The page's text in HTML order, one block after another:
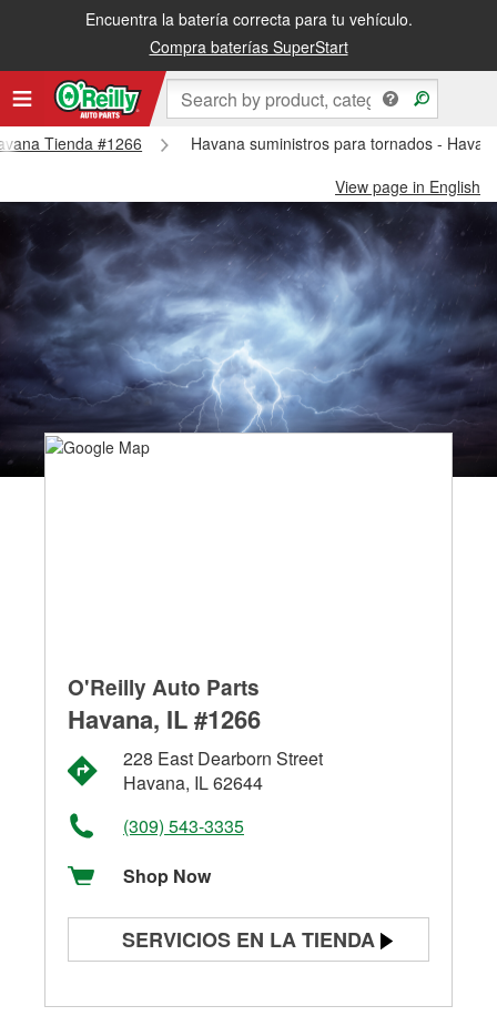
Encuentra la batería correcta para tu vehículo.
Compra baterías SuperStart
Tienda #1266
Havana suministros para tornados -
View page in English
O'Reilly Auto Parts
Havana, IL #1266
228 East Dearborn Street
Havana, IL 62644
(309) 543-3335
Shop Now
SERVICIOS EN LA TIENDA